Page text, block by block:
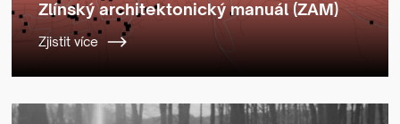
Zlínský architektonický manuál (ZAM)
Zjistit více